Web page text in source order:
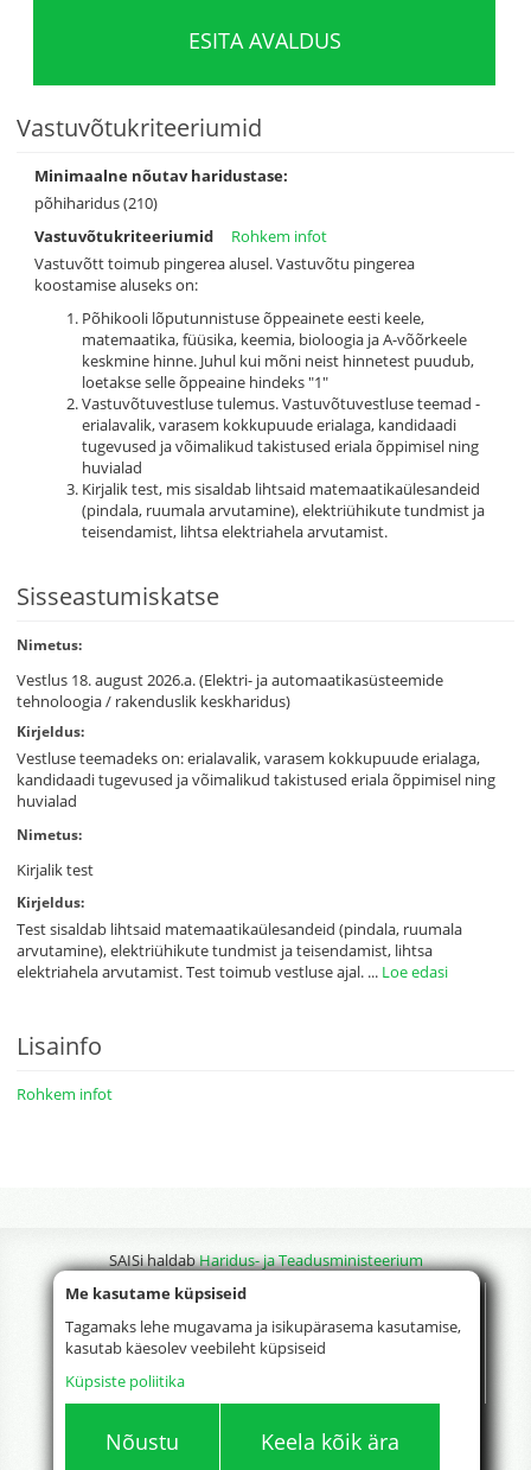
ESITA AVALDUS
Vastuvõtukriteeriumid
Minimaalne nõutav haridustase:
põhiharidus (210)
Vastuvõtukriteeriumid
Vastuvõtt toimub pingerea alusel. Vastuvõtu pingerea
koostamise aluseks on:
Põhikooli lõputunnistuse õppeainete eesti keele,
matemaatika, füüsika, keemia, bioloogia ja A-võõrkeele
keskmine hinne. Juhul kui mõni neist hinnetest puudub,
loetakse selle õppeaine hindeks "1"
Vastuvõtuvestluse tulemus. Vastuvõtuvestluse teemad -
erialavalik, varasem kokkupuude erialaga, kandidaadi
tugevused ja võimalikud takistused eriala õppimisel ning
huvialad
Kirjalik test, mis sisaldab lihtsaid matemaatikaülesandeid
(pindala, ruumala arvutamine), elektriühikute tundmist ja
teisendamist, lihtsa elektriahela arvutamist.
Rohkem infot
Sisseastumiskatse
Nimetus:
Vestlus 18. august 2026.a. (Elektri- ja automaatikasüsteemide
tehnoloogia / rakenduslik keskharidus)
Kirjeldus:
Vestluse teemadeks on: erialavalik, varasem kokkupuude erialaga,
kandidaadi tugevused ja võimalikud takistused eriala õppimisel ning
huvialad
Nimetus:
Kirjalik test
Kirjeldus:
Test sisaldab lihtsaid matemaatikaülesandeid (pindala, ruumala
arvutamine), elektriühikute tundmist ja teisendamist, lihtsa
elektriahela arvutamist. Test toimub vestluse ajal. ... Loe edasi
Lisainfo
Rohkem infot
Me kasutame küpsiseid
Tagamaks lehe mugavama ja isikupärasema kasutamise,
kasutab käesolev veebileht küpsiseid
Küpsiste poliitika
Nõustu Keela kõik ära
SAISi haldabHaridus- ja Teadusministeerium